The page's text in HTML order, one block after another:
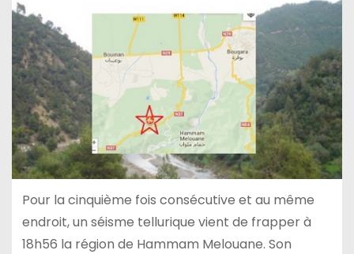
Pour la cinquième fois consécutive et au même
endroit, un séisme tellurique vient de frapper à
18h56 la région de Hammam Melouane. Son